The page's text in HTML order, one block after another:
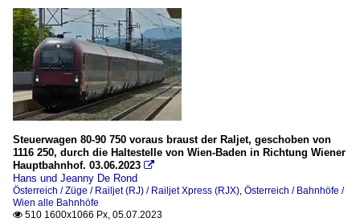
Steuerwagen 80-90 750 voraus braust der Raljet, geschoben von
1116 250, durch die Haltestelle von Wien-Baden in Richtung Wiener
Hauptbahnhof. 03.06.2023 
Hans und Jeanny De Rond
Österreich / Züge / Railjet (RJ) / Railjet Xpress (RJX), Österreich / Bahnhöfe /
Wien alle Bahnhöfe
 510 1600x1066 Px, 05.07.2023